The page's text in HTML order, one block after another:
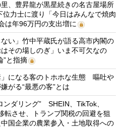
里、豊昇龍が黒星続きの名古屋場所
力士に渡り「今日はみんなで焼肉
年96万円の支出増に
ない」竹中平蔵氏が語る高市内閣の
その場しのぎ」いま不可欠なの
”と指摘
」になる客のトホホな生態 嘔吐や
がる“最悪の客”とは
ンダリング” SHEIN、TikTok、
させ、トランプ関税の回避を狙
国企業の農業参入・土地取得への